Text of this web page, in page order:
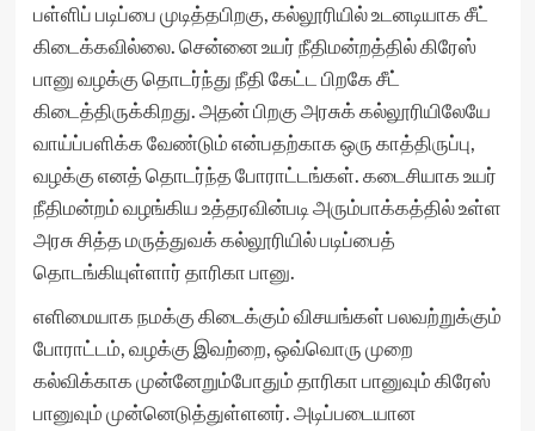
பள்ளிப் படிப்பை முடித்தபிறகு, கல்லூரியில் உடனடியாக சீட்
கிடைக்கவில்லை. சென்னை உயர் நீதிமன்றத்தில் கிரேஸ்
பானு வழக்கு தொடர்ந்து நீதி கேட்ட பிறகே சீட்
கிடைத்திருக்கிறது. அதன் பிறகு அரசுக் கல்லூரியிலேயே
வாய்ப்பளிக்க வேண்டும் என்பதற்காக ஒரு காத்திருப்பு,
வழக்கு எனத் தொடர்ந்த போராட்டங்கள். கடைசியாக உயர்
நீதிமன்றம் வழங்கிய உத்தரவின்படி அரும்பாக்கத்தில் உள்ள
அரசு சித்த மருத்துவக் கல்லூரியில் படிப்பைத்
தொடங்கியுள்ளார் தாரிகா பானு.
எளிமையாக நமக்கு கிடைக்கும் விசயங்கள் பலவற்றுக்கும்
போராட்டம், வழக்கு இவற்றை, ஒவ்வொரு முறை
கல்விக்காக முன்னேறும்போதும் தாரிகா பானுவும் கிரேஸ்
பானுவும் முன்னெடுத்துள்ளனர். அடிப்படையான